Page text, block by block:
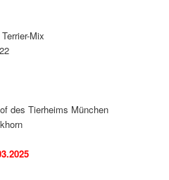
Mix
des Tierheims München